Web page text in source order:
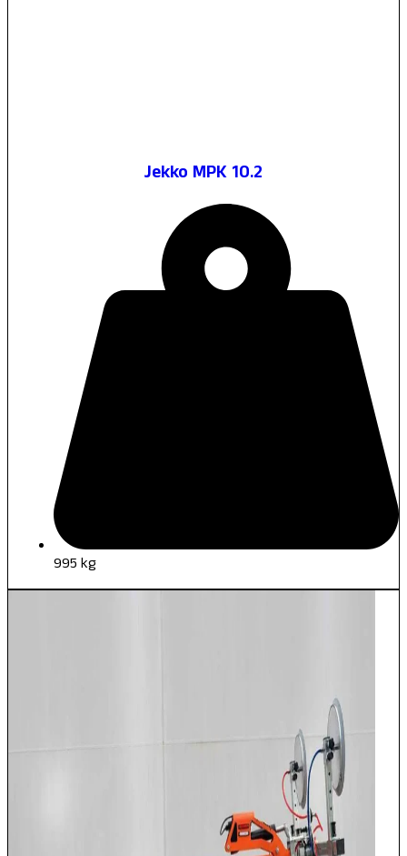
Jekko MPK 10.2
995 kg